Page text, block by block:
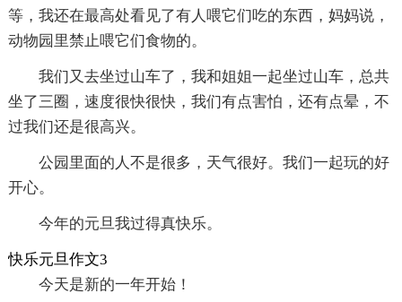
等，我还在最高处看见了有人喂它们吃的东西，妈妈说，
动物园里禁止喂它们食物的。
我们又去坐过山车了，我和姐姐一起坐过山车，总共
坐了三圈，速度很快很快，我们有点害怕，还有点晕，不
过我们还是很高兴。
公园里面的人不是很多，天气很好。我们一起玩的好
开心。
今年的元旦我过得真快乐。
快乐元旦作文3
今天是新的一年开始！